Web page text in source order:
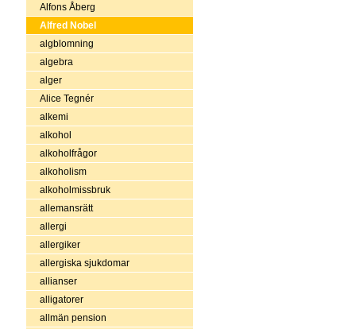
Alfons Åberg
Alfred Nobel
algblomning
algebra
alger
Alice Tegnér
alkemi
alkohol
alkoholfrågor
alkoholism
alkoholmissbruk
allemansrätt
allergi
allergiker
allergiska sjukdomar
allianser
alligatorer
allmän pension